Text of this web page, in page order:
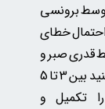
برونسی
احتمال خطای
قدری صبر و
حوصله نیاز دارد . اگر طبق راهنما و با دقت عمل کنید بین 3 تا 5
تکمیل و